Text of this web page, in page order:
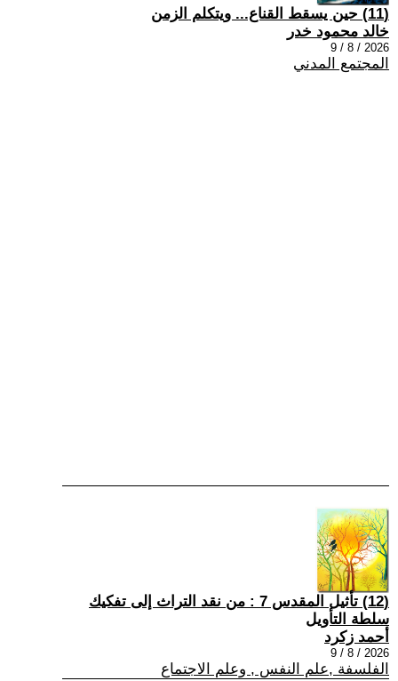
(11) حين يسقط القناع... ويتكلم الزمن
خالد محمود خدر
2026 / 8 / 9
المجتمع المدني
(12) تأثيل المقدس 7 : من نقد التراث إلى تفكيك
سلطة التأويل
أحمد زكرد
2026 / 8 / 9
الفلسفة ,علم النفس , وعلم الاجتماع